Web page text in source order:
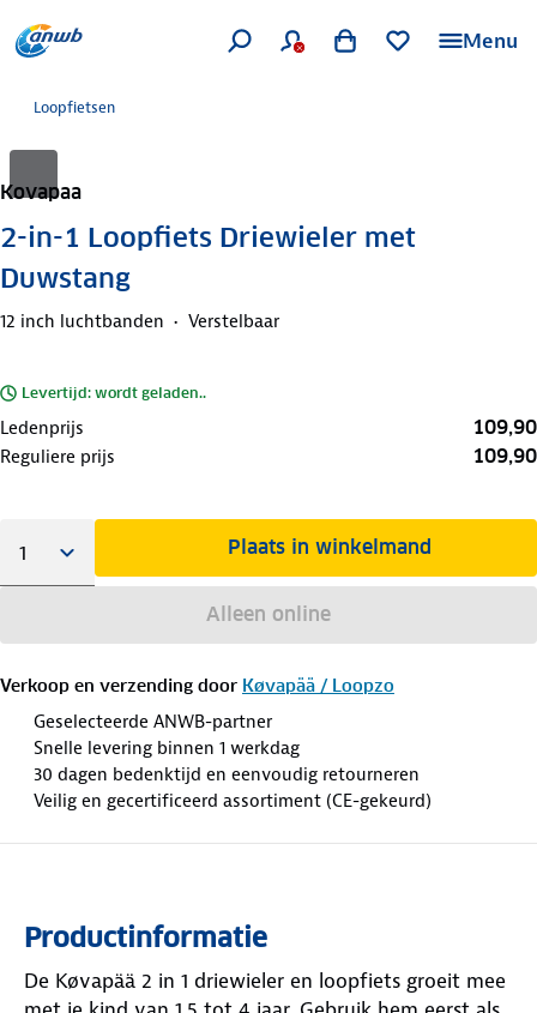
Menu
Loopfietsen
Kovapaa
2-in-1 Loopfiets Driewieler met
Duwstang
12 inch luchtbanden Verstelbaar
Levertijd: wordt geladen..
Ledenprijs 109,90
Reguliere prijs 109,90
Plaats in winkelmand
Alleen online
Verkoop en verzending door Køvapää / Loopzo
Geselecteerde ANWB-partner
Snelle levering binnen 1 werkdag
30 dagen bedenktijd en eenvoudig retourneren
Veilig en gecertificeerd assortiment (CE-gekeurd)
Productinformatie
De Køvapää 2 in 1 driewieler en loopfiets groeit mee